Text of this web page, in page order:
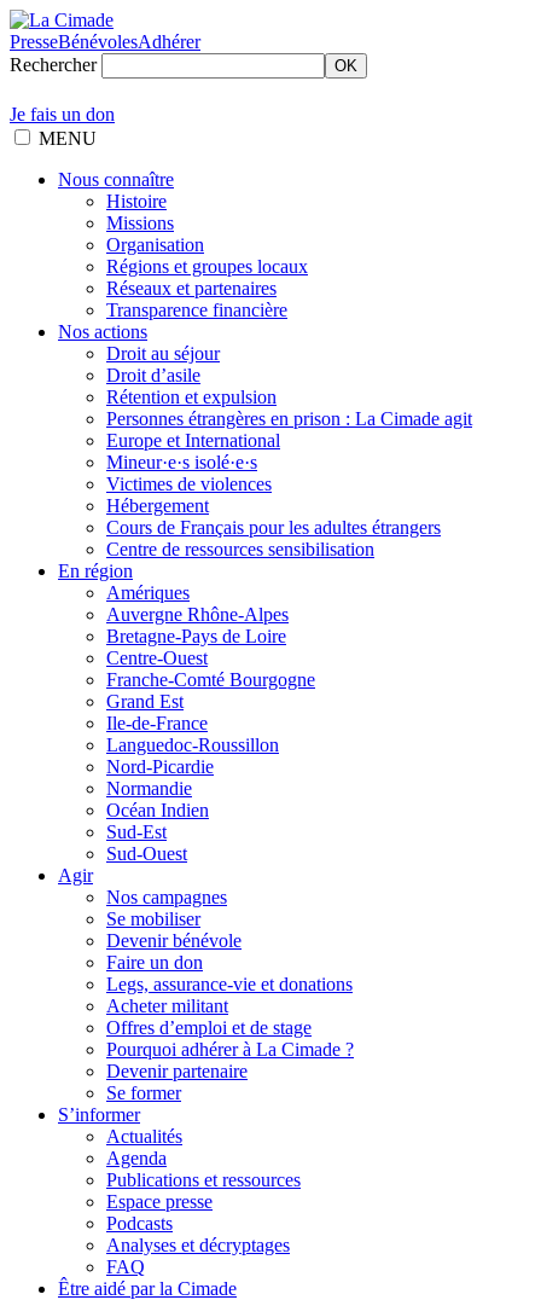
PresseBénévolesAdhérer
Rechercher
OK
Je fais un don
MENU
Nous connaître
Histoire
Missions
Organisation
Régions et groupes locaux
Réseaux et partenaires
Transparence financière
Nos actions
Droit au séjour
Droit d’asile
Rétention et expulsion
Personnes étrangères en prison : La Cimade agit
Europe et International
Mineur·e·s isolé·e·s
Victimes de violences
Hébergement
Cours de Français pour les adultes étrangers
Centre de ressources sensibilisation
En région
Amériques
Auvergne Rhône-Alpes
Bretagne-Pays de Loire
Centre-Ouest
Franche-Comté Bourgogne
Grand Est
Ile-de-France
Languedoc-Roussillon
Nord-Picardie
Normandie
Océan Indien
Sud-Est
Sud-Ouest
Agir
Nos campagnes
Se mobiliser
Devenir bénévole
Faire un don
Legs, assurance-vie et donations
Acheter militant
Offres d’emploi et de stage
Pourquoi adhérer à La Cimade ?
Devenir partenaire
Se former
S’informer
Actualités
Agenda
Publications et ressources
Espace presse
Podcasts
Analyses et décryptages
FAQ
Être aidé par la Cimade